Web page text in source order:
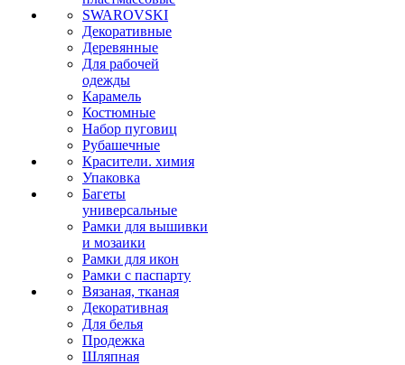
SWAROVSKI
Декоративные
Деревянные
Для рабочей
одежды
Карамель
Костюмные
Набор пуговиц
Рубашечные
Красители. химия
Упаковка
Багеты
универсальные
Рамки для вышивки
и мозаики
Рамки для икон
Рамки с паспарту
Вязаная, тканая
Декоративная
Для белья
Продежка
Шляпная